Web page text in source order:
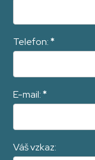
Telefon:*
E-mail:*
Váš vzkaz: